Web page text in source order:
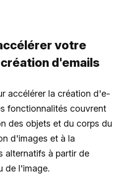
votre
d'emails
accélérer la création d'e-
fonctionnalités couvrent
des objets et du corps du
d'images et à la
alternatifs à partir de
de l'image.